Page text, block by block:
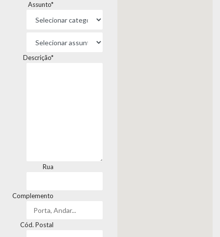
Assunto*
Descrição*
Rua
Complemento
Cód. Postal